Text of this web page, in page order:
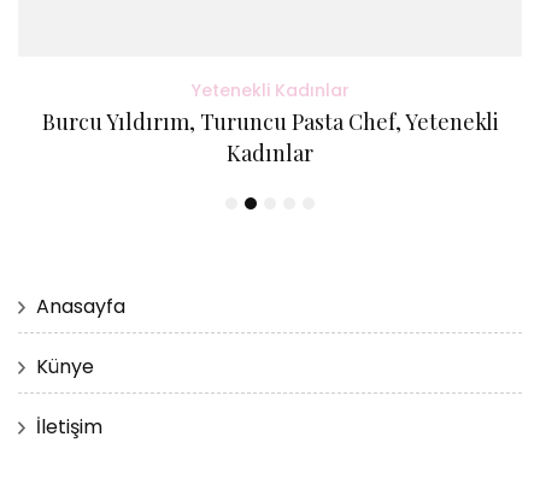
Yetenekli Kadınlar
Burcu Yıldırım, Turuncu Pasta Chef, Yetenekli
Kadınlar
Anasayfa
Künye
İletişim